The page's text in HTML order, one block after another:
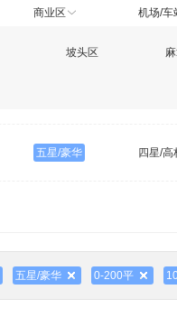
商业区 机场/车
坡头区
五星/豪华 四星/高
五星/豪华 0-200平